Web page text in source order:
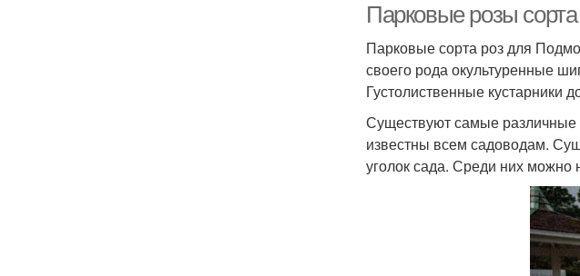
Парковые розы
Парковые сорта роз для
своего рода окультуренные
Густолиственные кустарники
Существуют самые различные
известны всем садоводам.
уголок сада. Среди них можно